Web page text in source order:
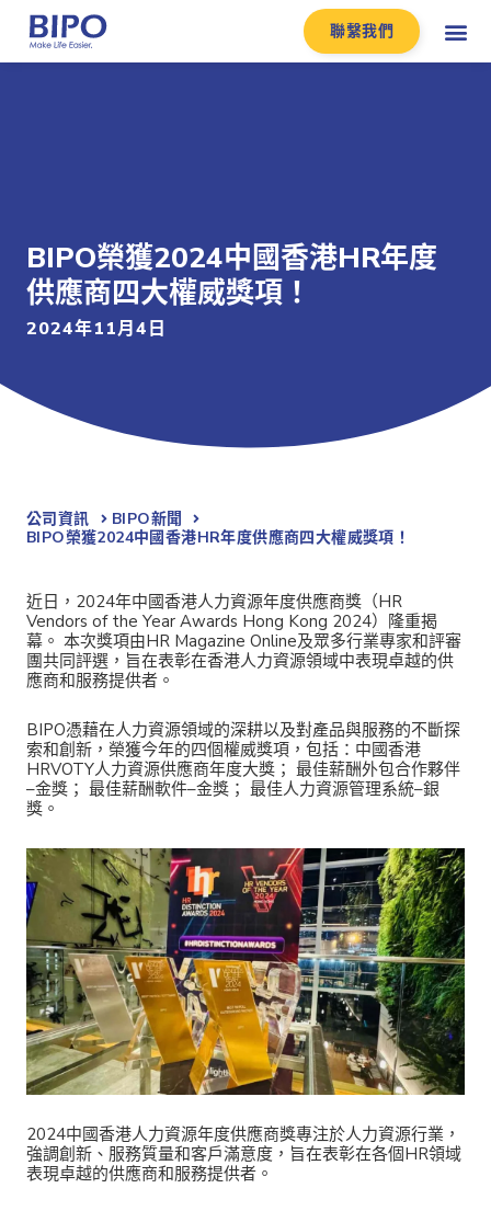
聯繫我們
BIPO榮獲2024中國香港HR年度
供應商四大權威獎項！
2024年11月4日
公司資訊
BIPO新聞​
BIPO榮獲2024中國香港HR年度供應商四大權威獎項！
近日，2024年中國香港人力資源年度供應商獎（HR
Vendors of the Year Awards Hong Kong 2024）隆重揭
幕。 本次獎項由HR Magazine Online及眾多行業專家和評審
團共同評選，旨在表彰在香港人力資源領域中表現卓越的供
應商和服務提供者。
BIPO憑藉在人力資源領域的深耕以及對產品與服務的不斷探
索和創新，榮獲今年的四個權威獎項，包括：中國香港
HRVOTY人力資源供應商年度大獎； 最佳薪酬外包合作夥伴
–金獎； 最佳薪酬軟件–金獎； 最佳人力資源管理系統–銀
獎。
2024中國香港人力資源年度供應商獎專注於人力資源行業，
強調創新、服務質量和客戶滿意度，旨在表彰在各個HR領域
表現卓越的供應商和服務提供者。